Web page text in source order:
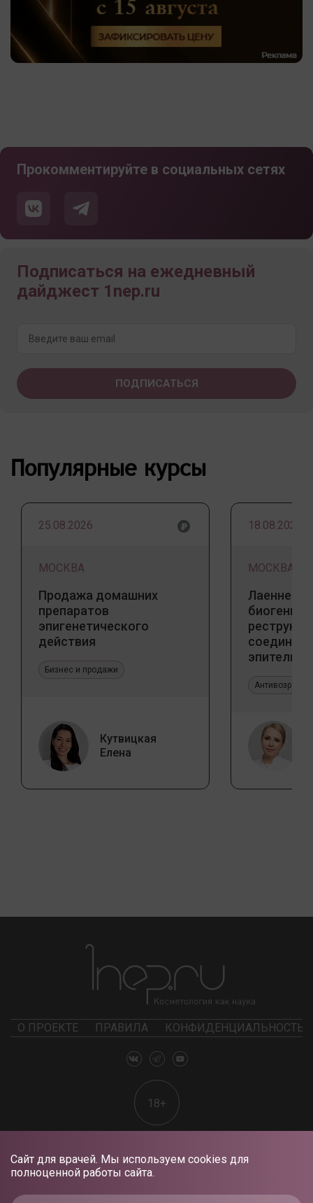
Сайт для врачей. Мы используем cookies для
полноценной работы сайта.
Прокомментируйте в социальных сетях
Подписаться на ежедневный
дайджест 1nep.ru
Популярные курсы
25.08.2026
МОСКВА
Продажа домашних
препаратов
эпигенетического
действия
Бизнес и продажи
Кутвицкая
Елена
18.08.2026
МОСКВА
Лаеннек
биогенный
О ПРОЕКТЕ ПРАВИЛА КОНФИДЕНЦИАЛЬНОСТЬ
18+